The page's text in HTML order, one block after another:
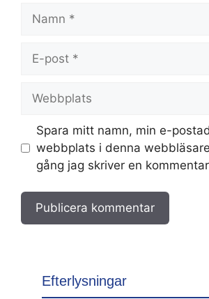
post
Spara mitt namn, min e-
webbplats i denna
gång jag skriver en
Efterlysningar